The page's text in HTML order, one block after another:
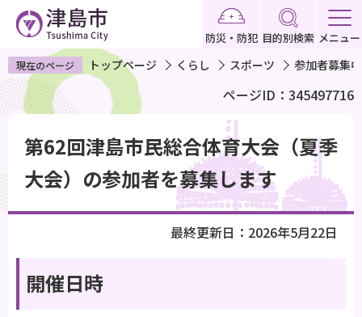
ペ
ー
ジ
で
す
防災・防犯 目的別検索 メニュー
現在のページ トップページ くらし スポーツ 参加者募集
ページID：345497716
か
第62回津島市民総合体育大会（夏季
大会）の参加者を募集します
最終更新日：2026年5月22日
開催日時